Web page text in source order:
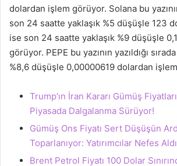
dolardan işlem görüyor. Solana bu
son 24 saatte yaklaşık %5 düşüşle 123
ise son 24 saatte yaklaşık %9 düşüşle
görüyor. PEPE bu yazının yazıldığı
%8,6 düşüşle 0,00000619 dolardan
Trump’ın İran Kararı Gümüş
Piyasada Dalgalanma Sürüyor!
Gümüş Ons Fiyatı Sert Düşüşün
Toparlanıyor: Yatırımcılar Nefes
Brent Petrol Fiyatı 100 Dolar